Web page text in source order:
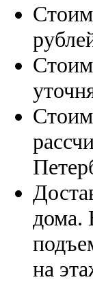
дома.
на